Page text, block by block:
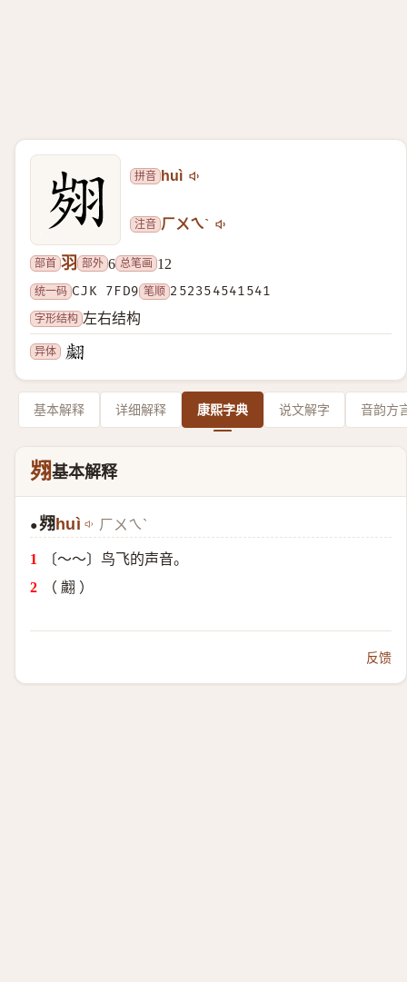
拼音 huì
注音 ㄏㄨㄟˋ
部首 羽 部外 6 总笔画 12
统一码 CJK 7FD9 笔顺 252354541541
字形结构 左右结构
异体
基本解释 详细解释 康熙字典 说文解字 音韵方
翙基本解释
●翙 huì ㄏㄨㄟˋ
〔～～〕鸟飞的声音。
（ 翽 ）
反馈